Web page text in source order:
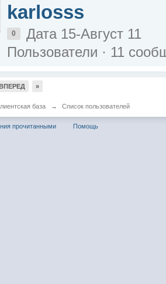
karlosss
0
Дата 15-Август 11
Пользователи · 11
»
база → Список пользователей
прочитанными Помощь